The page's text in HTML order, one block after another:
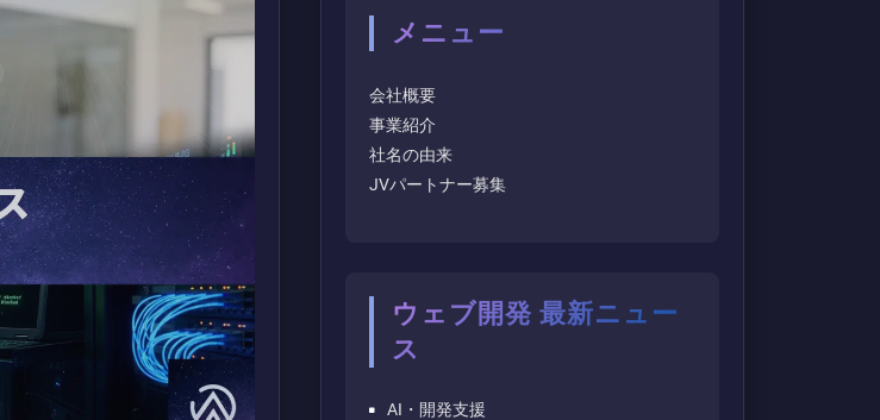
メニュー
会社概要
事業紹介
社名の由来
JVパートナー募集
ウェブ開発 最新ニュー
ス
AI・開発支援